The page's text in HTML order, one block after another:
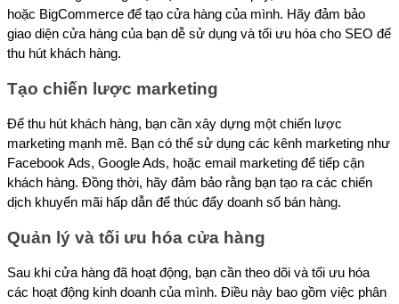
hoặc BigCommerce để tạo cửa hàng của mình. Hãy đảm bảo
giao diện cửa hàng của bạn dễ sử dụng và tối ưu hóa cho SEO để
thu hút khách hàng.
Tạo chiến lược marketing
Để thu hút khách hàng, bạn cần xây dựng một chiến lược
marketing mạnh mẽ. Bạn có thể sử dụng các kênh marketing như
Facebook Ads, Google Ads, hoặc email marketing để tiếp cận
khách hàng. Đồng thời, hãy đảm bảo rằng bạn tạo ra các chiến
dịch khuyến mãi hấp dẫn để thúc đẩy doanh số bán hàng.
Quản lý và tối ưu hóa cửa hàng
Sau khi cửa hàng đã hoạt động, bạn cần theo dõi và tối ưu hóa
các hoạt động kinh doanh của mình. Điều này bao gồm việc phân